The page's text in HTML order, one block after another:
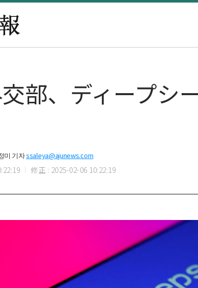
部、ディープ
미 기자ssaleya@ajunews.com
修正 : 2025-02-06 10:22:19